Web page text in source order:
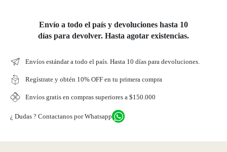
Envío a todo el país y devoluciones hasta 10
días para devolver. Hasta agotar existencias.
Envíos estándar a todo el país. Hasta 10 días para devoluciones.
Regístrate y obtén 10% OFF en tu primera compra
Envíos gratis en compras superiores a $150.000
¿ Dudas ? Contactanos por Whatsapp